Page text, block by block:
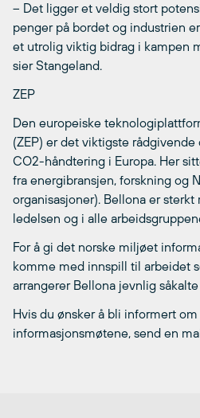
– Det ligger et veldig stort
penger på bordet og industrien
et utrolig viktig bidrag i kampen
sier Stangeland.
ZEP
Den europeiske
(ZEP) er det viktigste
CO2-håndtering i Europa. Her
fra energibransjen, forskning og
organisasjoner). Bellona er sterkt
ledelsen og i alle
For å gi det norske miljøet
komme med innspill til arbeidet
arrangerer Bellona jevnlig
Hvis du ønsker å bli informert
informasjonsmøtene, send en